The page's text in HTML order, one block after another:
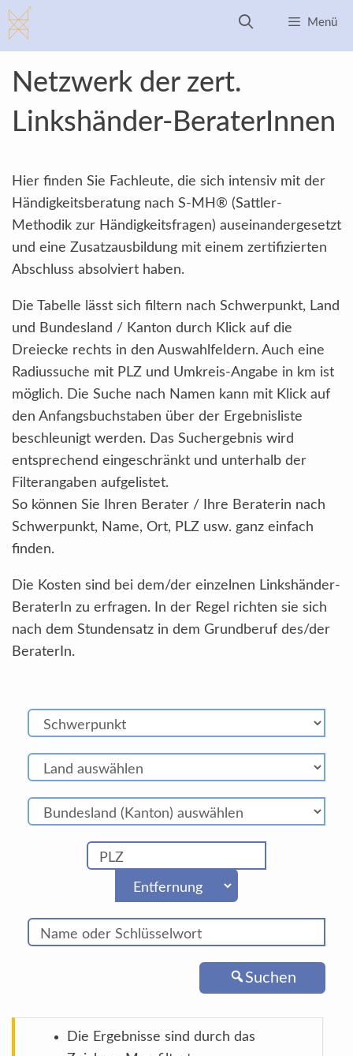
Zum
Inhalt
springen
Menü
Netzwerk der zert.
Linkshänder-BeraterInnen
Hier finden Sie Fachleute, die sich intensiv mit der
Händigkeitsberatung nach S-MH® (Sattler-
Methodik zur Händigkeitsfragen) auseinandergesetzt
und eine Zusatzausbildung mit einem zertifizierten
Abschluss absolviert haben.
Die Tabelle lässt sich filtern nach Schwerpunkt, Land
und Bundesland / Kanton durch Klick auf die
Dreiecke rechts in den Auswahlfeldern. Auch eine
Radiussuche mit PLZ und Umkreis-Angabe in km ist
möglich. Die Suche nach Namen kann mit Klick auf
den Anfangsbuchstaben über der Ergebnisliste
beschleunigt werden. Das Suchergebnis wird
entsprechend eingeschränkt und unterhalb der
Filterangaben aufgelistet.
So können Sie Ihren Berater / Ihre Beraterin nach
Schwerpunkt, Name, Ort, PLZ usw. ganz einfach
finden.
Die Kosten sind bei dem/der einzelnen Linkshänder-
BeraterIn zu erfragen. In der Regel richten sie sich
nach dem Stundensatz in dem Grundberuf des/der
BeraterIn.
Suchen
Die Ergebnisse sind durch das